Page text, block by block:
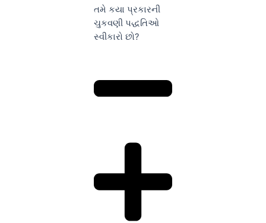
તમે કયા પ્રકારની
ચુકવણી પદ્ધતિઓ
સ્વીકારો છો?